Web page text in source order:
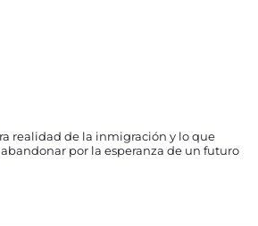
realidad de la inmigración y lo que
por la esperanza de un futuro